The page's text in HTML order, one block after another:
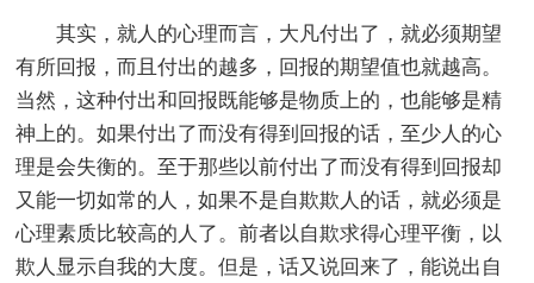
其实，就人的心理而言，大凡付出了，就必须期望
有所回报，而且付出的越多，回报的期望值也就越高。
当然，这种付出和回报既能够是物质上的，也能够是精
神上的。如果付出了而没有得到回报的话，至少人的心
理是会失衡的。至于那些以前付出了而没有得到回报却
又能一切如常的人，如果不是自欺欺人的话，就必须是
心理素质比较高的人了。前者以自欺求得心理平衡，以
欺人显示自我的大度。但是，话又说回来了，能说出自